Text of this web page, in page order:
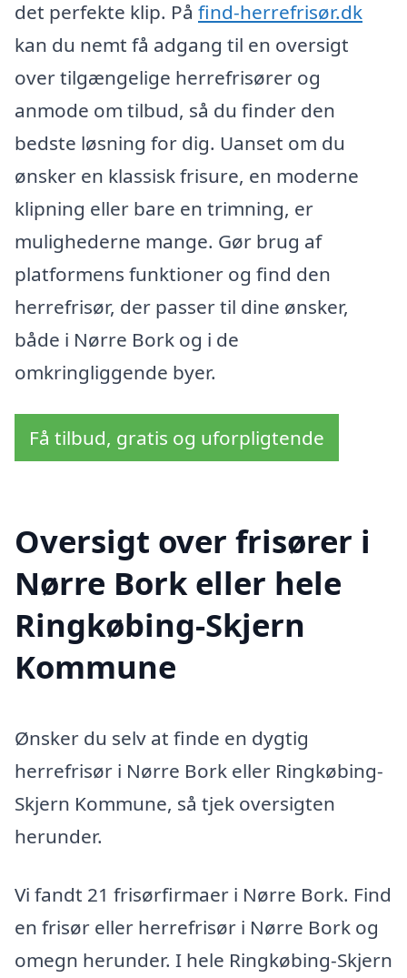
det perfekte klip. På find-herrefrisør.dk
kan du nemt få adgang til en oversigt
over tilgængelige herrefrisører og
anmode om tilbud, så du finder den
bedste løsning for dig. Uanset om du
ønsker en klassisk frisure, en moderne
klipning eller bare en trimning, er
mulighederne mange. Gør brug af
platformens funktioner og find den
herrefrisør, der passer til dine ønsker,
både i Nørre Bork og i de
omkringliggende byer.
Få tilbud, gratis og uforpligtende
Oversigt over frisører i
Nørre Bork eller hele
Ringkøbing-Skjern
Kommune
Ønsker du selv at finde en dygtig
herrefrisør i Nørre Bork eller Ringkøbing-
Skjern Kommune, så tjek oversigten
herunder.
Vi fandt 21 frisørfirmaer i Nørre Bork. Find
en frisør eller herrefrisør i Nørre Bork og
omegn herunder. I hele Ringkøbing-Skjern